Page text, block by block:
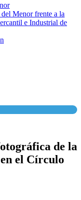
Menor frente a la
e Industrial de
de la
el Círculo